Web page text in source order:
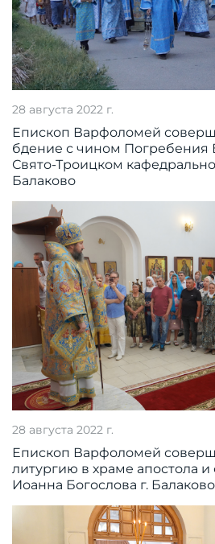
28 августа 2022 г.
Епископ Варфоломей
бдение с чином Погребения
Свято-Троицком
Балаково
28 августа 2022 г.
Епископ Варфоломей
литургию в храме апостола и
Иоанна Богослова г. Балаково